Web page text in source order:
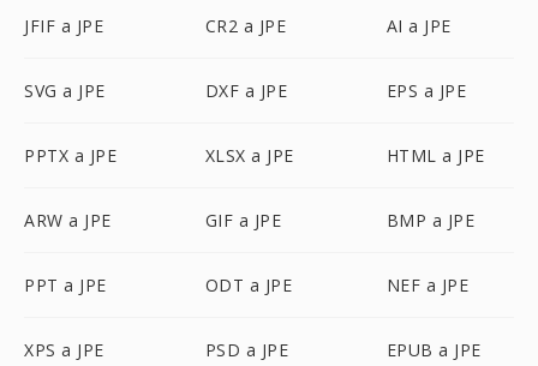
JFIF a JPE CR2 a JPE AI a JPE
SVG a JPE DXF a JPE EPS a JPE
PPTX a JPE XLSX a JPE HTML a JPE
ARW a JPE GIF a JPE BMP a JPE
PPT a JPE ODT a JPE NEF a JPE
XPS a JPE PSD a JPE EPUB a JPE